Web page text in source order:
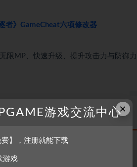
者》GameCheat六项修改器
限MP、快速升级、提升攻击力与防御
×
游戏交流中心
】，注册就能下载
游戏